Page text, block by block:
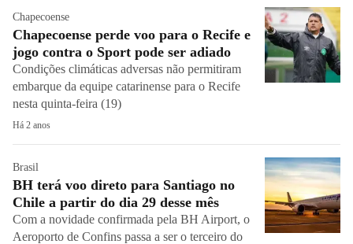
Chapecoense
Chapecoense perde voo para o Recife e
jogo contra o Sport pode ser adiado
Condições climáticas adversas não permitiram
embarque da equipe catarinense para o Recife
nesta quinta-feira (19)
Há 2 anos
Brasil
BH terá voo direto para Santiago no
Chile a partir do dia 29 desse mês
Com a novidade confirmada pela BH Airport, o
Aeroporto de Confins passa a ser o terceiro do